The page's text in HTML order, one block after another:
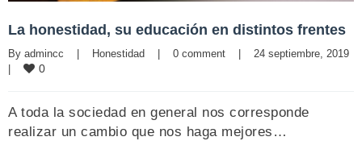
La honestidad, su educación en distintos frentes
By admincc Honestidad 0 comment
0
A toda la sociedad en general nos corresponde
realizar un cambio que nos haga mejores…